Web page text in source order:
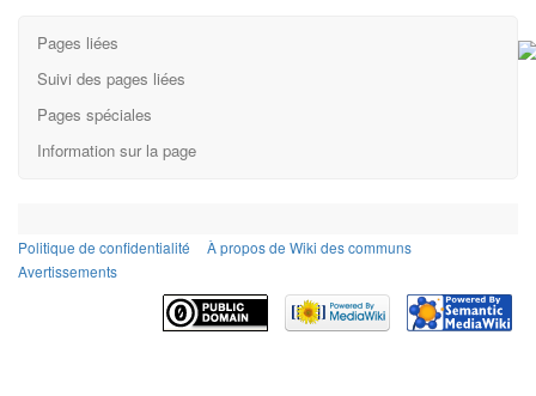
Pages liées
Suivi des pages liées
Pages spéciales
Information sur la page
Politique de confidentialité
À propos de Wiki des communs
Avertissements